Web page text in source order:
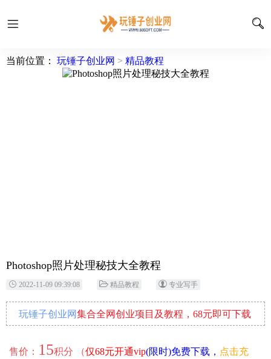
当前位置： 玩锤子创业网 > 精品教程
Photoshop照片处理秘技大全教程
2022-11-09 09:39:08 精品教程 专业写手
玩锤子创业网集合全网创业项目及教程，68元即可下载
售价： 15积分 （仅68元开通vip(限时)免费下载， 点击充